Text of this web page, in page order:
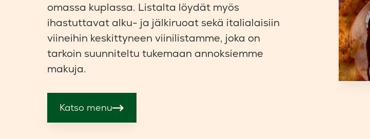
omassa kuplassa. Listalta löydät myös
ihastuttavat alku- ja jälkiruoat sekä italialaisiin
viineihin keskittyneen viinilistamme, joka on
tarkoin suunniteltu tukemaan annoksiemme
makuja.
Katso menu